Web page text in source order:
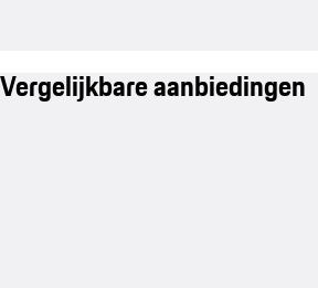
Vergelijkbare aanbiedingen